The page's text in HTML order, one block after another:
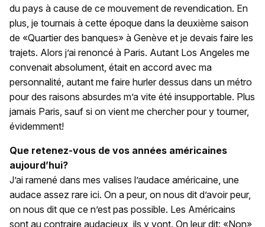
du pays à cause de ce mouvement de revendication. En
plus, je tournais à cette époque dans la deuxième saison
de «Quartier des banques» à Genève et je devais faire les
trajets. Alors j’ai renoncé à Paris. Autant Los Angeles me
convenait absolument, était en accord avec ma
personnalité, autant me faire hurler dessus dans un métro
pour des raisons absurdes m’a vite été insupportable. Plus
jamais Paris, sauf si on vient me chercher pour y tourner,
évidemment!
Que retenez-vous de vos années américaines
aujourd’hui?
J’ai ramené dans mes valises l’audace américaine, une
audace assez rare ici. On a peur, on nous dit d’avoir peur,
on nous dit que ce n’est pas possible. Les Américains
sont au contraire audacieux, ils y vont. On leur dit: «Non»,